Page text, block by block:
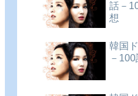
話－
想
韓国
－